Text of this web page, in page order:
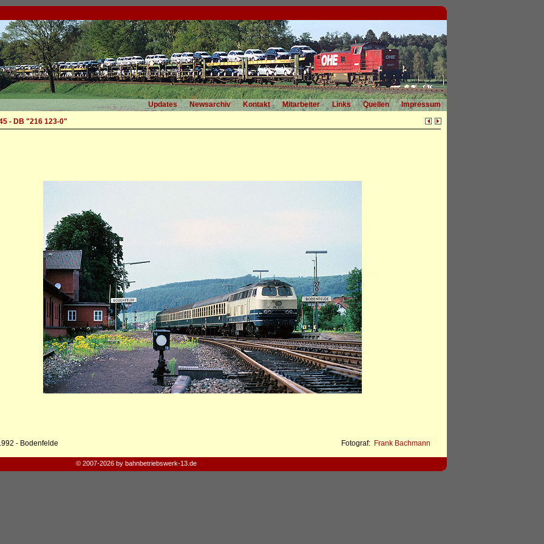
Updates Newsarchiv Kontakt Mitarbeiter Links Quellen
Impressum
- DB "216 123-0"
- Bodenfelde Fotograf: Frank Bachmann
© 2007-2026 by bahnbetriebswerk-13.de